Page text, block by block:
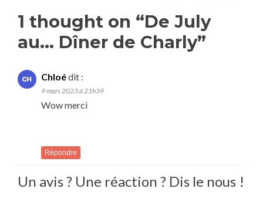
1 thought on “De July
au… Dîner de Charly”
Chloédit :
9 mars 2023 à 21h39
Wow merci
Répondre
Un avis ? Une réaction ? Dis le nous !